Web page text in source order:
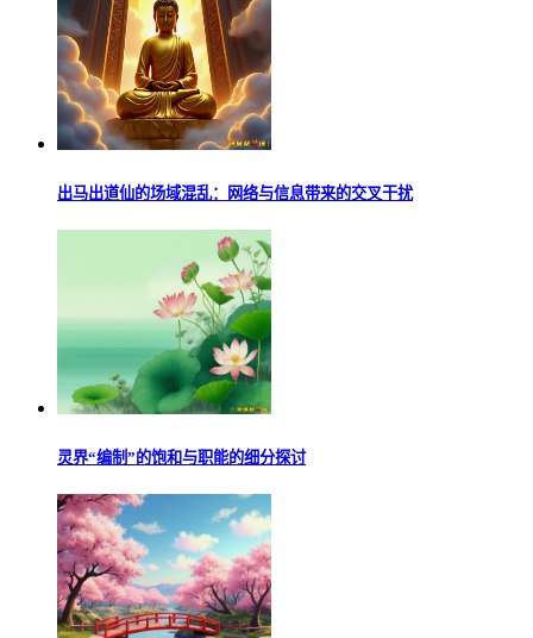
出马出道仙的场域混乱：网络与信息带来的交叉干扰
灵界“编制”的饱和与职能的细分探讨